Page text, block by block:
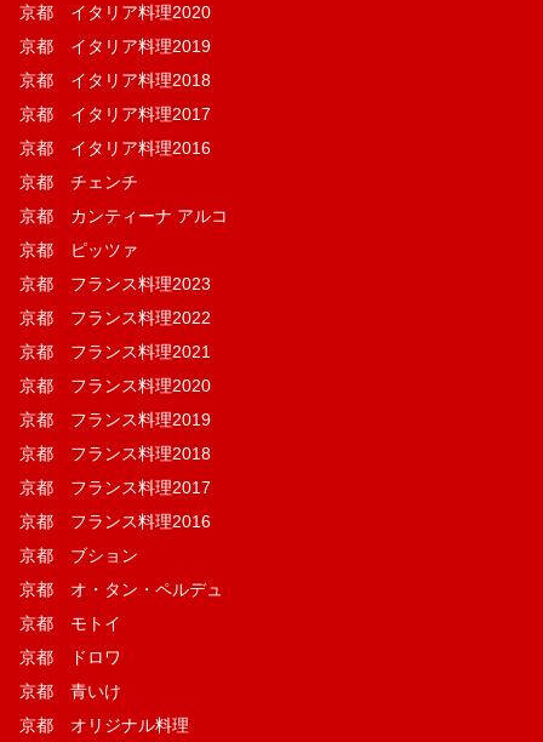
京都 イタリア料理2020
京都 イタリア料理2019
京都 イタリア料理2018
京都 イタリア料理2017
京都 イタリア料理2016
京都 チェンチ
京都 カンティーナ アルコ
京都 ピッツァ
京都 フランス料理2023
京都 フランス料理2022
京都 フランス料理2021
京都 フランス料理2020
京都 フランス料理2019
京都 フランス料理2018
京都 フランス料理2017
京都 フランス料理2016
京都 ブション
京都 オ・タン・ペルデュ
京都 モトイ
京都 ドロワ
京都 青いけ
京都 オリジナル料理